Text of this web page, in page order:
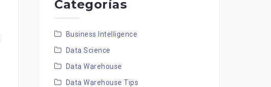
Categorías
Business Intelligence
Data Science
Data Warehouse
Data Warehouse Tips